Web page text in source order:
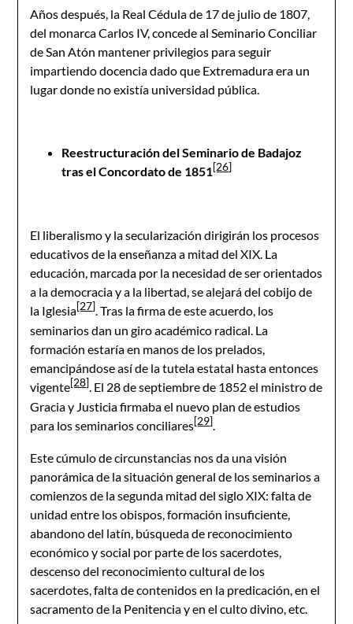
Años después, la Real Cédula de 17 de julio de 1807,
del monarca Carlos IV, concede al Seminario Conciliar
de San Atón mantener privilegios para seguir
impartiendo docencia dado que Extremadura era un
lugar donde no existía universidad pública.
Reestructuración del Seminario de Badajoz
tras el Concordato de 1851[26]
El liberalismo y la secularización dirigirán los procesos
educativos de la enseñanza a mitad del XIX. La
educación, marcada por la necesidad de ser orientados
a la democracia y a la libertad, se alejará del cobijo de
la Iglesia[27]. Tras la firma de este acuerdo, los
seminarios dan un giro académico radical. La
formación estaría en manos de los prelados,
emancipándose así de la tutela estatal hasta entonces
vigente[28]. El 28 de septiembre de 1852 el ministro de
Gracia y Justicia firmaba el nuevo plan de estudios
para los seminarios conciliares[29].
Este cúmulo de circunstancias nos da una visión
panorámica de la situación general de los seminarios a
comienzos de la segunda mitad del siglo XIX: falta de
unidad entre los obispos, formación insuficiente,
abandono del latín, búsqueda de reconocimiento
económico y social por parte de los sacerdotes,
descenso del reconocimiento cultural de los
sacerdotes, falta de contenidos en la predicación, en el
sacramento de la Penitencia y en el culto divino, etc.